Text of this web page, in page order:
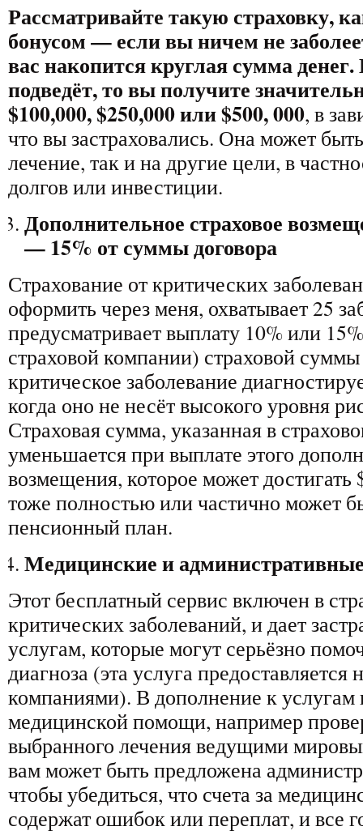
Рассматривайте такую страховку,
бонусом—если вы ничем не
вас накопится круглая сумма
подведёт, то вы получите
$100,000, $250,000 или $500, 000, в
что вы застраховались. Она может
лечение, так и на другие цели, в
долгов или инвестиции.
Дополнительное страховое
— 15% от суммы договора
Страхование от критических
оформить через меня, охватывает 25
предусматривает выплату 10% или
страховой компании) страховой суммы
критическое заболевание
когда оно не несёт высокого уровня
Страховая сумма, указанная в
уменьшается при выплате этого
возмещения, которое может достигать
тоже полностью или частично может
пенсионный план.
Медицинские и
Этот бесплатный сервис включен в
критических заболеваний, и дает
услугам, которые могут серьёзно
диагноза (эта услуга
компаниями). В дополнение к услугам
медицинской помощи, например
выбранного лечения ведущими
вам может быть предложена
чтобы убедиться, что счета за
содержат ошибок или переплат, и все